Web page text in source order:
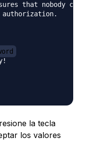
that nobody
la tecla
los valores